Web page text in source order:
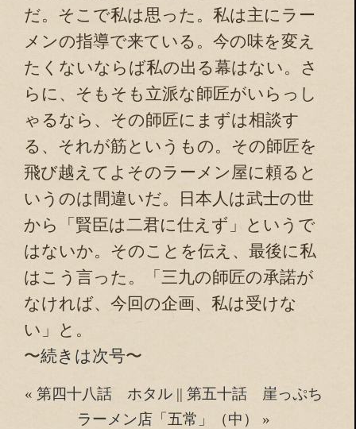
だ。そこで私は思った。私は主にラー
メンの指導で来ている。今の味を変え
たくないならば私の出る幕はない。さ
らに、そもそも立派な師匠がいらっし
ゃるなら、その師匠にまずは相談す
る、それが筋というもの。その師匠を
飛び越えてよそのラーメン屋に頼ると
いうのは間違いだ。日本人は武士の世
から「賢臣は二君に仕えず」というで
はないか。そのことを伝え、最後に私
はこう言った。「三九の師匠の承諾が
なければ、今回の企画、私は受けな
い」と。
〜続きは次号〜
« 第四十八話 ホタル|| 第五十話 崖っぷち
ラーメン店「五常」（中）
»